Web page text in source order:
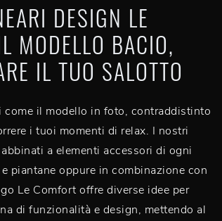
DESIGN LE
MODELLO BACIO,
IL TUO SALOTTO
come il modello in foto, contraddistinto
i tuoi momenti di relax. I nostri
a elementi accessori di ogni
piantane oppure in combinazione con
Le Comfort offre diverse idee per
di funzionalità e design, mettendo al